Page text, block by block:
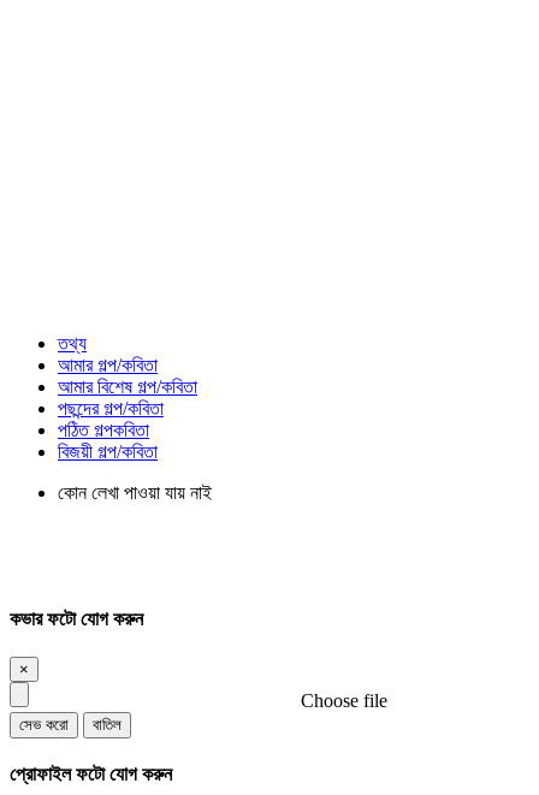
তথ্য
আমার গল্প/কবিতা
আমার বিশেষ গল্প/কবিতা
পছন্দের গল্প/কবিতা
পঠিত গল্পকবিতা
বিজয়ী গল্প/কবিতা
কোন লেখা পাওয়া যায় নাই
কভার ফটো যোগ করুন
×
Choose file
সেভ করো বাতিল
প্রোফাইল ফটো যোগ করুন